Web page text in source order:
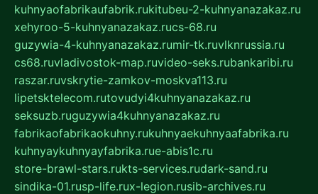
kuhnyaofabrikaufabrik.rukitubeu-2-kuhnyanazakaz.ru
xehyroo-5-kuhnyanazakaz.rucs-68.ru
guzywia-4-kuhnyanazakaz.rumir-tk.ruvlknrussia.ru
cs68.ruvladivostok-map.ruvideo-seks.rubankaribi.ru
raszar.ruvskrytie-zamkov-moskva113.ru
lipetsktelecom.rutovudyi4kuhnyanazakaz.ru
seksuzb.ruguzywia4kuhnyanazakaz.ru
fabrikaofabrikaokuhny.rukuhnyaekuhnyaafabrika.ru
kuhnyaykuhnyayfabrika.rue-abis1c.ru
store-brawl-stars.rukts-services.rudark-sand.ru
sindika-01.rusp-life.rux-legion.rusib-archives.ru